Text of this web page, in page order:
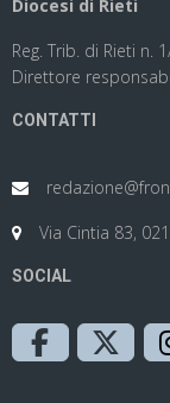
Diocesi di Rieti
Reg. Trib. di Rieti n.
Direttore
CONTATTI
Via Cintia 83,
SOCIAL